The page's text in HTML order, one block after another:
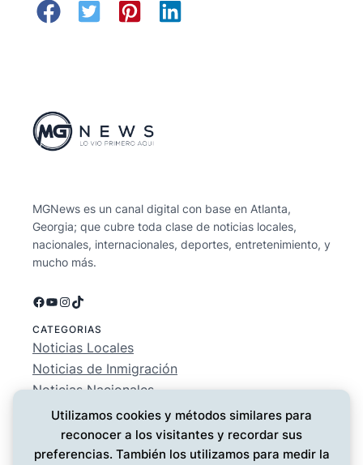
MGNews es un canal digital con base en Atlanta,
Georgia; que cubre toda clase de noticias locales,
nacionales, internacionales, deportes, entretenimiento, y
mucho más.
Facebook
YouTube
Instagram
TikTok
CATEGORIAS
Noticias Locales
Noticias de Inmigración
Noticias Nacionales
Deportes
Entretenimiento
EMPRESA
Utilizamos cookies y métodos similares para
reconocer a los visitantes y recordar sus
preferencias. También los utilizamos para medir la